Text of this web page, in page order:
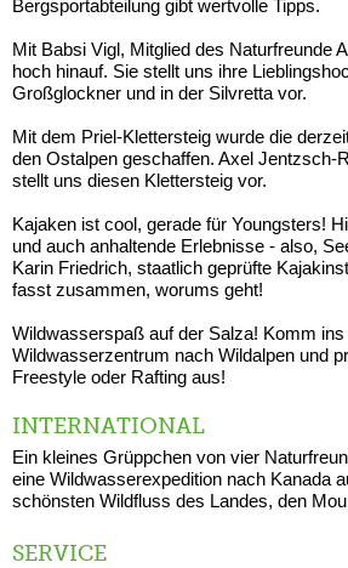
Bergsportabteilung gibt wertvolle Tipps.
Mit Babsi Vigl, Mitglied des Naturfreunde
hoch hinauf. Sie stellt uns ihre
Großglockner und in der Silvretta vor.
Mit dem Priel-Klettersteig wurde die
den Ostalpen geschaffen. Axel Jentzsch-
stellt uns diesen Klettersteig vor.
Kajaken ist cool, gerade für Youngsters!
und auch anhaltende Erlebnisse - also,
Karin Friedrich, staatlich geprüfte
fasst zusammen, worums geht!
Wildwasserspaß auf der Salza! Komm
Wildwasserzentrum nach Wildalpen und
Freestyle oder Rafting aus!
INTERNATIONAL
Ein kleines Grüppchen von vier
eine Wildwasserexpedition nach Kanada
schönsten Wildfluss des Landes, den
SERVICE